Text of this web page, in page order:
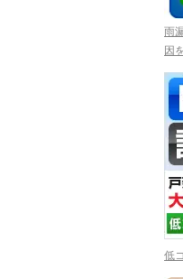
雨
因
低